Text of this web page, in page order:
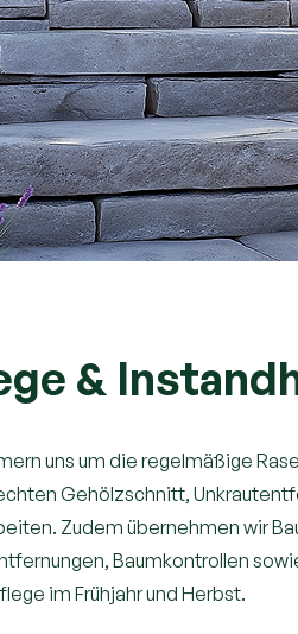
&
uns um die regelmäßige
Gehölzschnitt,
Zudem übernehmen wir
Baumkontrollen
im Frühjahr und Herbst.